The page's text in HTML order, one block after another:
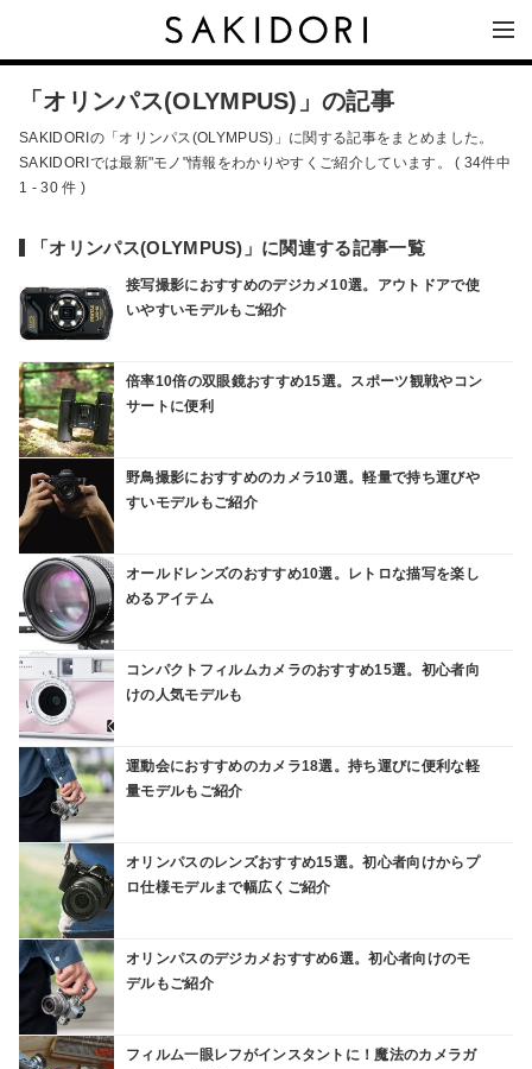
「オリンパス(OLYMPUS)」の記事
SAKIDORIの「オリンパス(OLYMPUS)」に関する記事をまとめました。
SAKIDORIでは最新"モノ"情報をわかりやすくご紹介しています。 ( 34件中
1 - 30 件 )
「オリンパス(OLYMPUS)」に関連する記事一覧
接写撮影におすすめのデジカメ10選。アウトドアで使
いやすいモデルもご紹介
倍率10倍の双眼鏡おすすめ15選。スポーツ観戦やコン
サートに便利
野鳥撮影におすすめのカメラ10選。軽量で持ち運びや
すいモデルもご紹介
オールドレンズのおすすめ10選。レトロな描写を楽し
めるアイテム
コンパクトフィルムカメラのおすすめ15選。初心者向
けの人気モデルも
運動会におすすめのカメラ18選。持ち運びに便利な軽
量モデルもご紹介
オリンパスのレンズおすすめ15選。初心者向けからプ
ロ仕様モデルまで幅広くご紹介
オリンパスのデジカメおすすめ6選。初心者向けのモ
デルもご紹介
フィルム一眼レフがインスタントに！魔法のカメラガ